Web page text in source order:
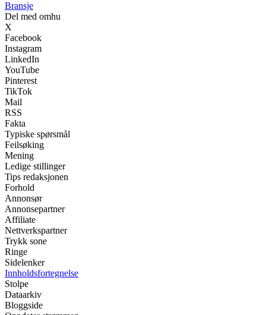
Bransje
Del med omhu
X
Facebook
Instagram
LinkedIn
YouTube
Pinterest
TikTok
Mail
RSS
Fakta
Typiske spørsmål
Feilsøking
Mening
Ledige stillinger
Tips redaksjonen
Forhold
Annonsør
Annonsepartner
Affiliate
Nettverkspartner
Trykk sone
Ringe
Sidelenker
Innholdsfortegnelse
Stolpe
Dataarkiv
Bloggside